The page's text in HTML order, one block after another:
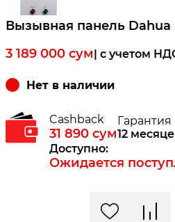
Вызывная панель Dahua
3 189 000 сум| c учетом
Нет в наличии
Cashback
31 890 сум
Гарантия
12
Доступно:
Ожидается